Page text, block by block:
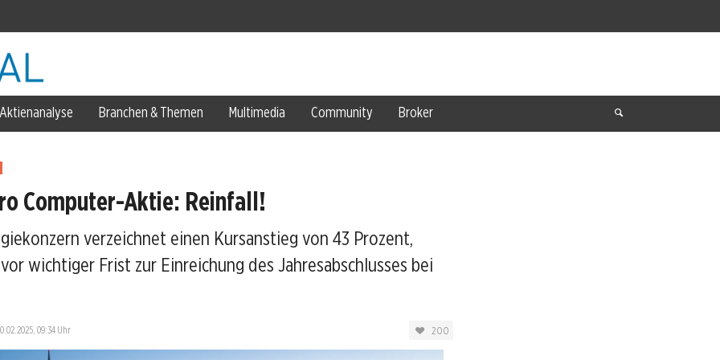
North
Aktienanalyse Branchen & Themen Multimedia Community Broker
Computer-Aktie: Reinfall!
verzeichnet einen Kursanstieg von 43 Prozent,
wichtiger Frist zur Einreichung des Jahresabschlusses bei
09:34 Uhr 200